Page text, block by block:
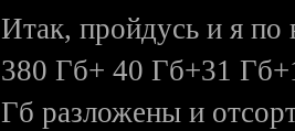
Итак, пройдусь и я по
380 Гб+ 40 Гб+31
Гб разложены и